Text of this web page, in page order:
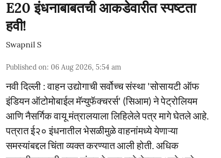
E20 इंधनाबाबतची आकडेवारीत स्पष्टता
हवी!
Swapnil S
Published on: 06 Aug 2026, 5:54 am
नवी दिल्ली : वाहन उद्योगाची सर्वोच्च संस्था 'सोसायटी ऑफ
इंडियन ऑटोमोबाईल मॅन्युफॅक्चरर्स' (सिआम) ने पेट्रोलियम
आणि नैसर्गिक वायू मंत्रालयाला लिहिलेले पत्र मागे घेतले आहे.
पत्रात ई२० इंधनातील भेसळीमुळे वाहनांमध्ये येणाऱ्या
समस्यांबद्दल चिंता व्यक्त करण्यात आली होती. अधिक